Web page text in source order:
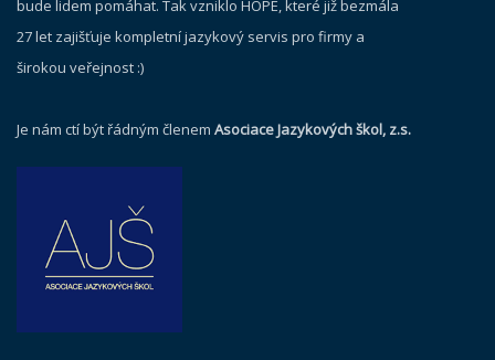
bude lidem pomáhat. Tak vzniklo HOPE, které již bezmála
27 let zajišťuje kompletní jazykový servis pro firmy a
širokou veřejnost :)
Je nám ctí být řádným členem Asociace Jazykových škol, z.s.